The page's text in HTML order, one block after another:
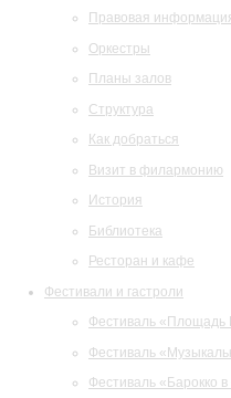
Правовая
Оркестры
Планы залов
Структура
Как добраться
Визит в филармонию
История
Библиотека
Ресторан и кафе
Фестивали и гастроли
Фестиваль «Площадь
Фестиваль
Фестиваль «Барокко